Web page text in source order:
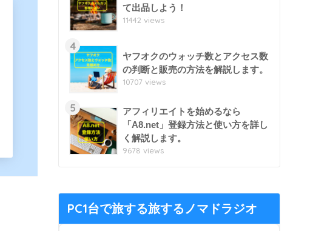
て出品しよう！
11442 views
4
ヤフオクのウォッチ数とアクセス数
の判断と販売の方法を解説します。
10707 views
5
アフィリエイトを始めるなら
「A8.net」登録方法と使い方を詳し
く解説します。
9678 views
PC1台で旅する旅するノマドラジオ